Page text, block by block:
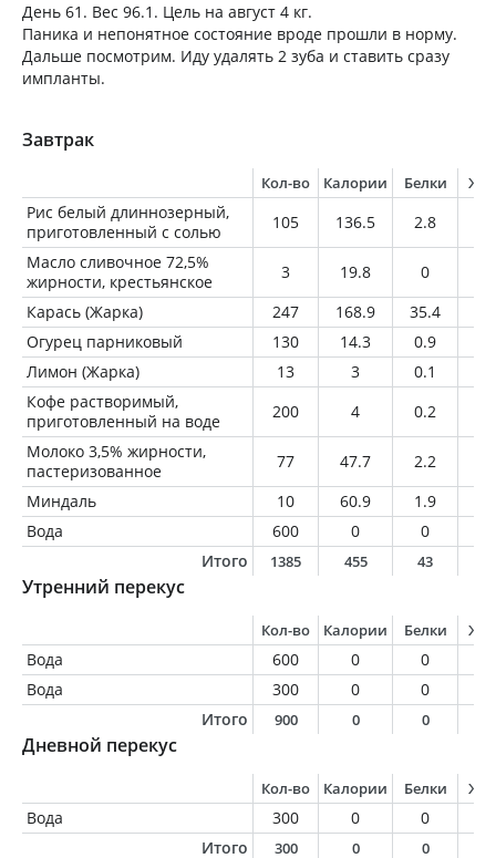
День 61. Вес 96.1. Цель на август 4 кг.
Паника и непонятное состояние вроде прошли в норму.
Дальше посмотрим. Иду удалять 2 зуба и ставить сразу
импланты.
Завтрак
Кол-во Калории Белки
Рис белый длиннозерный,
приготовленный с солью
105 136.5 2.8
Масло сливочное 72,5%
жирности, крестьянское
3 19.8 0
Карась (Жарка)
247 168.9 35.4
Огурец парниковый
130 14.3 0.9
Лимон (Жарка)
13 3 0.1
Кофе растворимый,
приготовленный на воде
200 4 0.2
Молоко 3,5% жирности,
пастеризованное
77 47.7 2.2
Миндаль
10 60.9 1.9
Вода
600 0 0
Итого
1385 455 43
Утренний перекус
Кол-во Калории Белки
Вода 600 0 0
Вода
300 0 0
Итого
900 0 0
Дневной перекус
Кол-во Калории Белки
Вода 300 0 0
Итого
300 0 0